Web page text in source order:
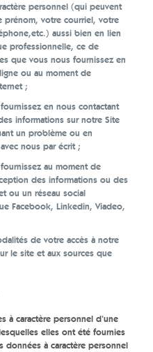
personnel (qui peuvent
prénom, votre courriel, votre
aussi bien en lien
professionnelle, ce de
que vous nous fournissez en
ou au moment de
;
en nous contactant
informations sur notre Site
un problème ou en
nous par écrit ;
au moment de
des informations ou des
ou un réseau social
Facebook, Linkedin, Viadeo,
de votre accès à notre
le site et aux sources que
à caractère personnel d’une
elles ont été fournies
à caractère personnel